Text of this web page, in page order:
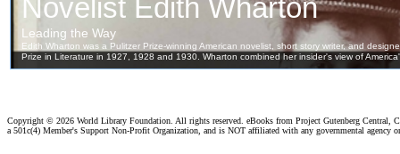
Copyright © 2026 World Library Foundation. All rights reserved. eBooks from Project Gutenberg Central,
a 501c(4) Member's Support Non-Profit Organization, and is NOT affiliated with any governmental agency